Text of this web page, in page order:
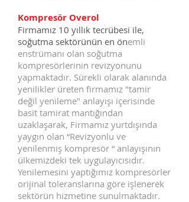
Kompresör Overol
Firmamız 10 yıllık tecrübesi ile,
soğutma sektörünün en önemli
enstrümanı olan soğutma
kompresörlerinin revizyonunu
yapmaktadır. Sürekli olarak alanında
yenilikler üreten firmamız "tamir
değil yenileme" anlayışı içerisinde
basit tamirat mantığından
uzaklaşarak, Firmamız yurtdışında
yaygın olan “Revizyonlu ve
yenilenmiş kompresör “ anlayışının
ülkemizdeki tek uygulayıcısıdır.
Yenilemesini yaptığımız kompresörler
orijinal toleranslarına göre işlenerek
sektörün hizmetine sunulmaktadır.